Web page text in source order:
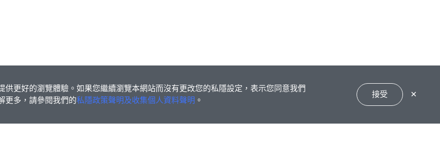
更好的瀏覽體驗。如果您繼續瀏覽本網站而沒有更改您的私隱設定，表示您同意我們
更多，請參閱我們的私隱政策聲明及收集個人資料聲明 。
接受 ✕